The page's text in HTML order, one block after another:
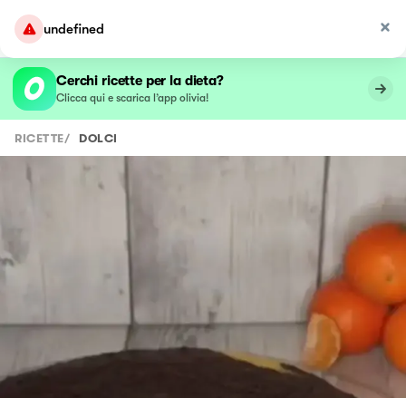
undefined
Cerchi ricette per la dieta?
Clicca qui e scarica l’app olivia!
RICETTE/ DOLCI